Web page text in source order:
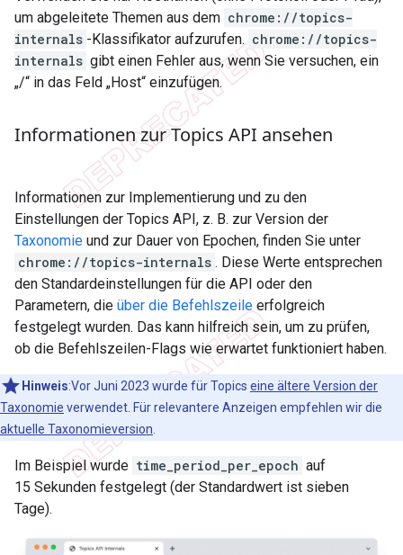
um abgeleitete Themen aus dem chrome://topics-
internals -Klassifikator aufzurufen. chrome://topics-
internals gibt einen Fehler aus, wenn Sie versuchen, ein
„/“ in das Feld „Host“ einzufügen.
Informationen zur Topics API ansehen
Informationen zur Implementierung und zu den
Einstellungen der Topics API, z. B. zur Version der
Taxonomie und zur Dauer von Epochen, finden Sie unter
chrome://topics-internals . Diese Werte entsprechen
den Standardeinstellungen für die API oder den
Parametern, die über die Befehlszeile erfolgreich
festgelegt wurden. Das kann hilfreich sein, um zu prüfen,
ob die Befehlszeilen-Flags wie erwartet funktioniert haben.
Hinweis:Vor Juni 2023 wurde für Topics eine ältere Version der
Taxonomie verwendet. Für relevantere Anzeigen empfehlen wir die
aktuelle Taxonomieversion.
Im Beispiel wurde time_period_per_epoch auf
15 Sekunden festgelegt (der Standardwert ist sieben
Tage).